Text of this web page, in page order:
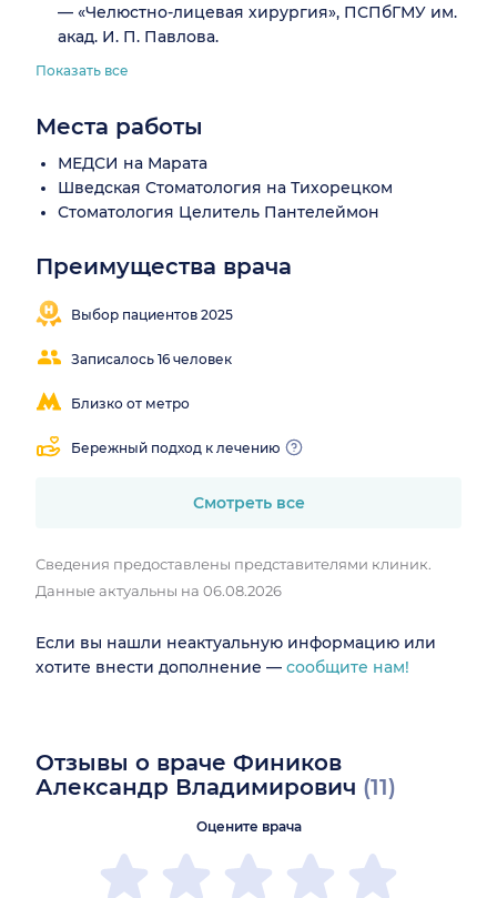
— «Челюстно-лицевая хирургия», ПСПбГМУ им.
акад. И. П. Павлова.
Показать все
Места работы
МЕДСИ на Марата
Шведская Стоматология на Тихорецком
Стоматология Целитель Пантелеймон
Преимущества врача
Выбор пациентов 2025
Записалось 16 человек
Близко от метро
Бережный подход к лечению
Смотреть все
Сведения предоставлены представителями клиник.
Данные актуальны на 06.08.2026
Если вы нашли неактуальную информацию или
хотите внести дополнение — сообщите нам!
Отзывы о враче Фиников
Александр Владимирович (11)
Оцените врача